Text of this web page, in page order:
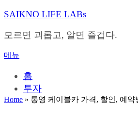
내
으
바
SAIKNO LIFE LABs
모르면 괴롭고, 알면 즐겁다.
메뉴
홈
투자
Home » 통영 케이블카 가격, 할인, 예약